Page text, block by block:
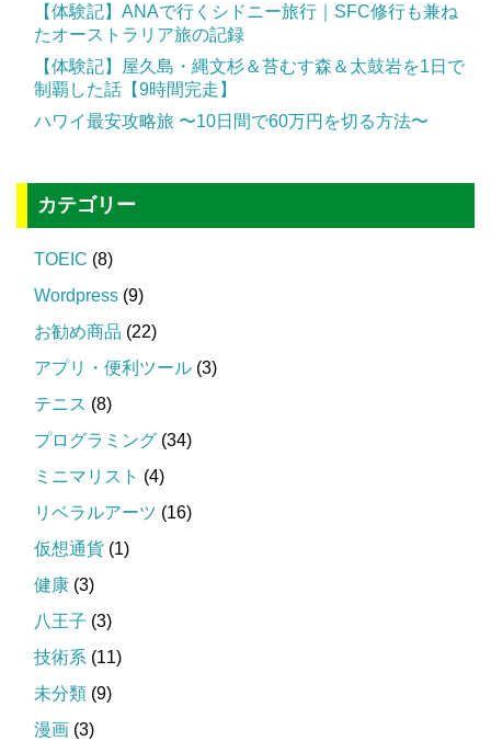
【体験記】ANAで行くシドニー旅行｜SFC修行も兼ね
たオーストラリア旅の記録
【体験記】屋久島・縄文杉＆苔むす森＆太鼓岩を1日で
制覇した話【9時間完走】
ハワイ最安攻略旅 〜10日間で60万円を切る方法〜
カテゴリー
TOEIC (8)
Wordpress (9)
お勧め商品 (22)
アプリ・便利ツール (3)
テニス (8)
プログラミング (34)
ミニマリスト (4)
リベラルアーツ (16)
仮想通貨 (1)
健康 (3)
八王子 (3)
技術系 (11)
未分類 (9)
漫画 (3)